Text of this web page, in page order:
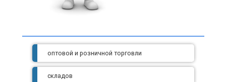
оптовой и розничной торговли
складов